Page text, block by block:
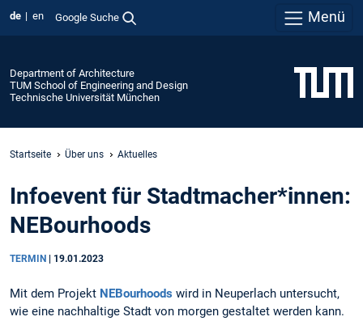
de en Google Suche Menü
Department of Architecture
TUM School of Engineering and Design
Technische Universität München
Startseite Über uns Aktuelles
Infoevent für Stadtmacher*innen:
NEBourhoods
TERMIN 19.01.2023
Mit dem Projekt NEBourhoods wird in Neuperlach untersucht,
wie eine nachhaltige Stadt von morgen gestaltet werden kann.